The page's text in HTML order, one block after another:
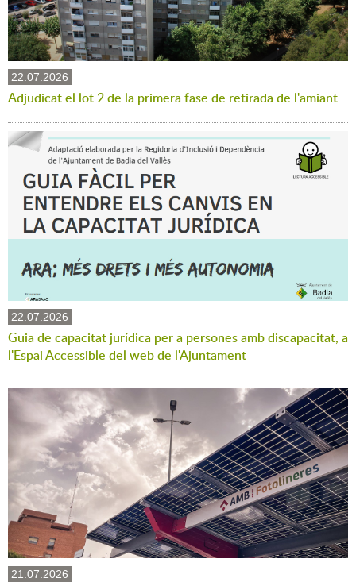
22.07.2026
Adjudicat el lot 2 de la primera fase de retirada de l'amiant
22.07.2026
Guia de capacitat jurídica per a persones amb discapacitat, a
l'Espai Accessible del web de l'Ajuntament
21.07.2026